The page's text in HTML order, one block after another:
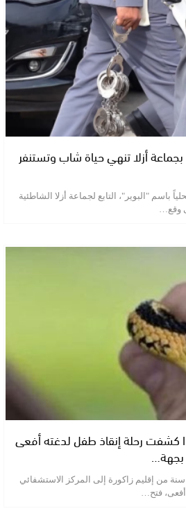
أزلا تنهي حياة شاب وتستنفر
باسم "البوير"، التابع لجماعة أزلا الشاطئية
وقع…
كشفت رحلة إنقاذ طفل لدغته أفعى
أعاد نقل طفل يبلغ من العمر 13 سنة من إقليم زاكورة إلى المركز الاستشفائي
أفعى، فتح…